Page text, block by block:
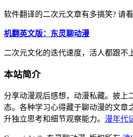
软件翻译的二次元文章有多搞笑? 请看
机翻英文版：东灵聊动漫
二次元文化的迭代速度，活人都跟不
本站简介
分享动漫观后感想，动漫私藏。披上
态。各种学习心得藏于聊动漫的文章
升独立思考和细节观察能力。 漫年代